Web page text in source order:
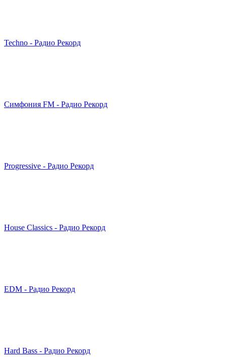
Techno - Радио Рекорд
Симфония FM - Радио Рекорд
Progressive - Радио Рекорд
House Classics - Радио Рекорд
EDM - Радио Рекорд
Hard Bass - Радио Рекорд